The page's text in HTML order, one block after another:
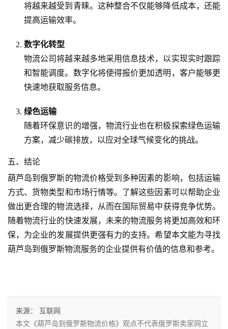
将越来越受到青睐。这种整合不仅能够降低成本，还能
提高运输效率。
数字化转型
物流公司将越来越多地采用信息技术，以实现实时跟踪
和智能调度。数字化将使得报价更加透明，客户能够更
快速地获取服务信息。
绿色运输
随着环保意识的增强，物流行业也在积极探索绿色运输
方案，减少碳排放，以应对全球气候变化的挑战。
五、结论
葫芦岛到俄罗斯的物流价格受到多种因素的影响，包括运输
方式、货物类型和市场行情等。了解这些因素可以帮助企业
做出更合理的物流选择，从而在国际贸易中获得竞争优势。
随着物流行业的快速发展，未来的物流服务将更加高效和环
保，为企业的发展提供更强有力的支持。希望本文能为寻找
葫芦岛到俄罗斯物流服务的企业提供有价值的信息和参考。
来源：
互联网
本文《葫芦岛到俄罗斯物流价格》观点不代表俄罗斯卖家网立